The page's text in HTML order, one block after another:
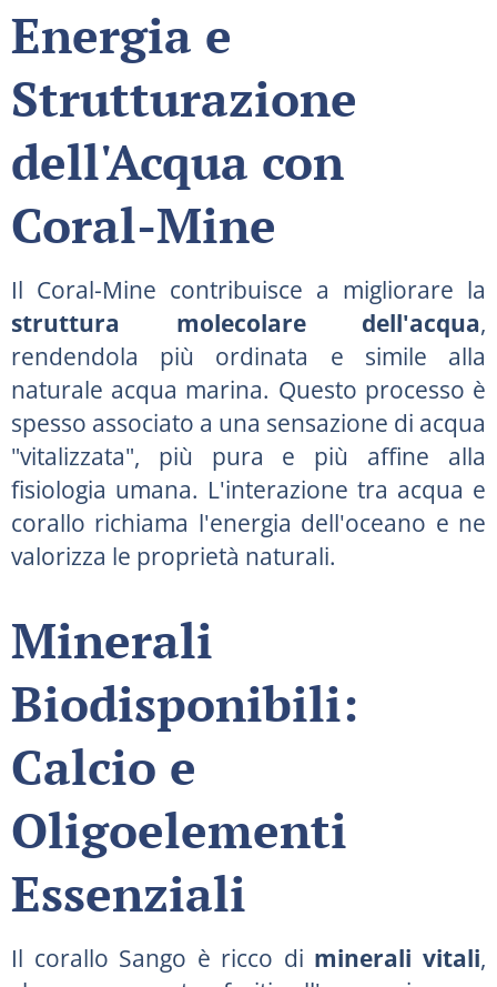
Energia e
Strutturazione
dell'Acqua con
Coral-Mine
Il Coral-Mine contribuisce a migliorare la
struttura molecolare dell'acqua,
rendendola più ordinata e simile alla
naturale acqua marina. Questo processo è
spesso associato a una sensazione di acqua
"vitalizzata", più pura e più affine alla
fisiologia umana. L'interazione tra acqua e
corallo richiama l'energia dell'oceano e ne
valorizza le proprietà naturali.
Minerali
Biodisponibili:
Calcio e
Oligoelementi
Essenziali
Il corallo Sango è ricco di minerali vitali,